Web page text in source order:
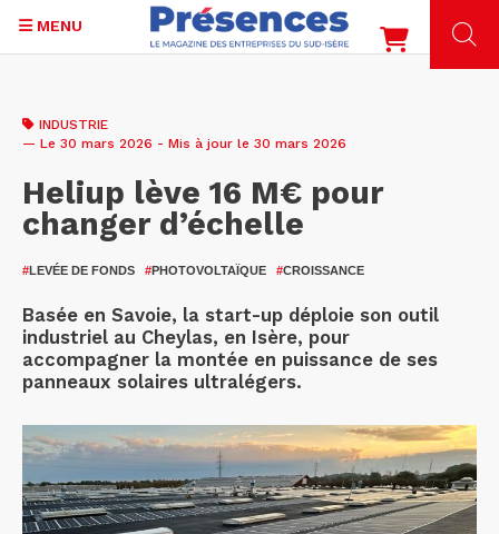
contenu
MENU
INDUSTRIE
— Le 30 mars 2026 - Mis à jour le 30 mars 2026
Heliup lève 16 M€ pour
changer d’échelle
#LEVÉE DE FONDS #PHOTOVOLTAÏQUE #CROISSANCE
Basée en Savoie, la start-up déploie son outil
industriel au Cheylas, en Isère, pour
accompagner la montée en puissance de ses
panneaux solaires ultralégers.